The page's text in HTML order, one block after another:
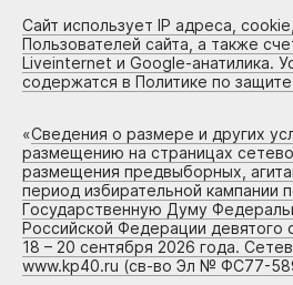
Сайт использует IP адреса,
Пользователей сайта, а также
Liveinternet и Google-анатилика.
содержатся в Политике по
«Сведения о размере и других
размещению на страницах
размещения предвыборных,
период избирательной кампании
Государственную Думу
Российской Федерации девятого
18 – 20 сентября 2026 года.
www.kp40.ru (св-во Эл № ФС77-